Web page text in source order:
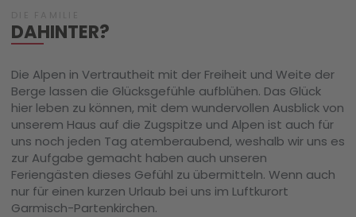
DAHINTER?
Die Alpen in Vertrautheit mit der Freiheit und Weite der
Berge lassen die Glücksgefühle aufblühen. Das Glück
hier leben zu können, mit dem wundervollen Ausblick von
unserem Haus auf die Zugspitze und Alpen ist auch für
uns noch jeden Tag atemberaubend, weshalb wir uns es
zur Aufgabe gemacht haben auch unseren
Feriengästen dieses Gefühl zu übermitteln. Wenn auch
nur für einen kurzen Urlaub bei uns im Luftkurort
Garmisch-Partenkirchen.